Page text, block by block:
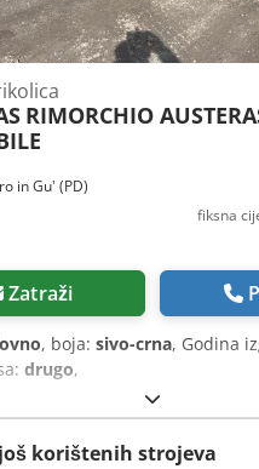
in Gu' (PD)
RIMORCHIO
fiksna
Zatraži
, boja: sivo-crna, Godina
drugo,
korištenih strojeva